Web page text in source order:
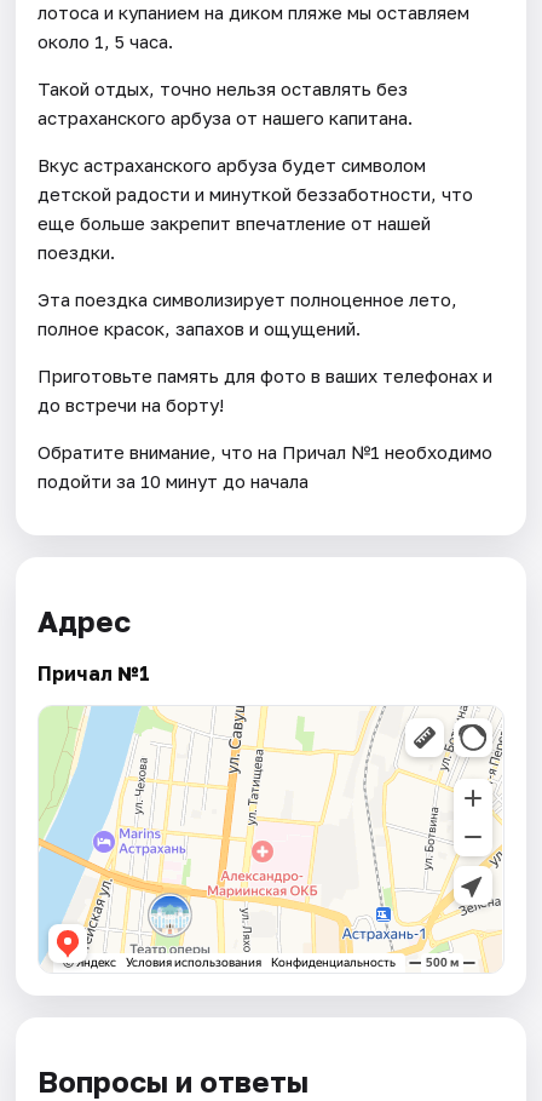
лотоса и купанием на диком пляже мы оставляем
около 1, 5 часа.
Такой отдых, точно нельзя оставлять без
астраханского арбуза от нашего капитана.
Вкус астраханского арбуза будет символом
детской радости и минуткой беззаботности, что
еще больше закрепит впечатление от нашей
поездки.
Эта поездка символизирует полноценное лето,
полное красок, запахов и ощущений.
Приготовьте память для фото в ваших телефонах и
до встречи на борту!
Обратите внимание, что на Причал №1 необходимо
подойти за 10 минут до начала
Адрес
Причал №1
Вопросы и ответы